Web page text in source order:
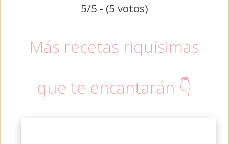
5/5 - (5 votos)
Más recetas riquísimas
que te encantarán 👇